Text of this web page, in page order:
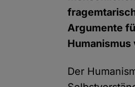
Argumente
Humanismus
Der